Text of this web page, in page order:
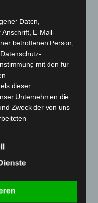
/
beschloss der
Corona-Virus mit
Jugendspielbetrieb
ist.– der
ausgesetzt
„+++ CORONA-VIRUS +++
Daten,
E-Mail-
betroffenen Person,
mit den für
dieser
Unternehmen die
Zweck der von uns
Datenschutzerklärung
aufgeklärt.
Verantwortlicher
Schutz der